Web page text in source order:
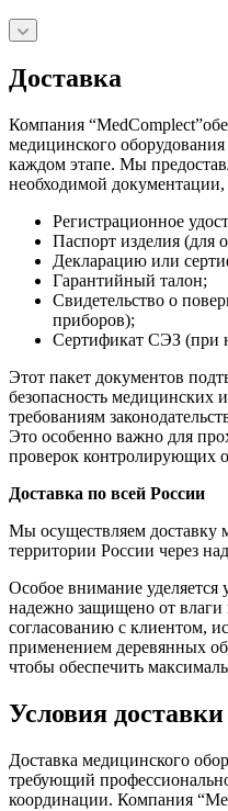
Доставка
Компания
медицинского
каждом этапе. Мы
необходимой документации,
Регистрационное
Паспорт изделия (для
Декларацию или
Гарантийный талон;
Свидетельство о
приборов);
Сертификат СЭЗ (при
Этот пакет документов
безопасность медицинских
требованиям
Это особенно важно для
проверок контролирующих
Доставка по всей России
Мы осуществляем доставку
территории России через
Особое внимание уделяется
надежно защищено от
согласованию с клиентом,
применением деревянных
чтобы обеспечить
Условия доставки
Доставка медицинского
требующий
координации. Компания